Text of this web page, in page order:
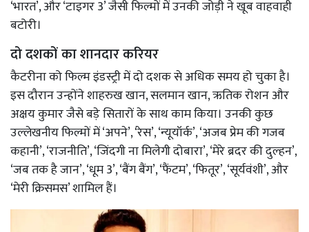
‘भारत’, और ‘टाइगर 3’ जैसी फिल्मों में उनकी जोड़ी ने खूब वाहवाही
बटोरी।
दो दशकों का शानदार करियर
कैटरीना को फिल्म इंडस्ट्री में दो दशक से अधिक समय हो चुका है।
इस दौरान उन्होंने शाहरुख खान, सलमान खान, ऋतिक रोशन और
अक्षय कुमार जैसे बड़े सितारों के साथ काम किया। उनकी कुछ
उल्लेखनीय फिल्मों में ‘अपने’, ‘रेस’, ‘न्यूयॉर्क’, ‘अजब प्रेम की गजब
कहानी’, ‘राजनीति’, ‘जिंदगी ना मिलेगी दोबारा’, ‘मेरे ब्रदर की दुल्हन’,
‘जब तक है जान’, ‘धूम 3’, ‘बैंग बैंग’, ‘फैंटम’, ‘फितूर’, ‘सूर्यवंशी’, और
‘मेरी क्रिसमस’ शामिल हैं।